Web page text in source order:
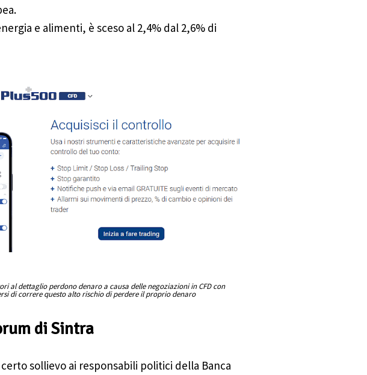
e alimenti, è sceso al 2,4% dal 2,6% di
al dettaglio perdono denaro a causa delle negoziazioni in CFD con
di correre questo alto rischio di perdere il proprio denaro
di Sintra
sollievo ai responsabili politici della Banca